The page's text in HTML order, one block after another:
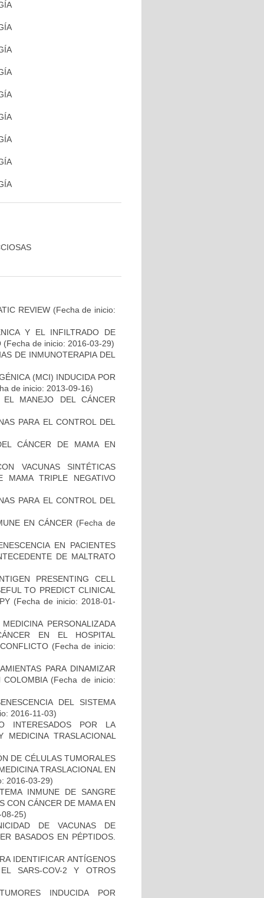
REVIEW (Fecha de inicio:
Y EL INFILTRADO DE
(Fecha de inicio: 2016-03-29)
DE INMUNOTERAPIA DEL
(MCI) INDUCIDA POR
de inicio: 2013-09-16)
EL MANEJO DEL CÁNCER
PARA EL CONTROL DEL
CÁNCER DE MAMA EN
VACUNAS SINTÉTICAS
MAMA TRIPLE NEGATIVO
PARA EL CONTROL DEL
EN CÁNCER (Fecha de
EN PACIENTES
DE MALTRATO
PRESENTING CELL
TO PREDICT CLINICAL
(Fecha de inicio: 2018-01-
PERSONALIZADA
EN EL HOSPITAL
(Fecha de inicio:
PARA DINAMIZAR
COLOMBIA(Fecha de inicio:
DEL SISTEMA
2016-11-03)
INTERESADOS POR LA
TRASLACIONAL
DE CÉLULAS TUMORALES
TRASLACIONAL EN
2016-03-29)
INMUNE DE SANGRE
CON CÁNCER DE MAMA EN
25)
DE VACUNAS DE
BASADOS EN PÉPTIDOS.
IDENTIFICAR ANTÍGENOS
SARS-COV-2 Y OTROS
INDUCIDA POR